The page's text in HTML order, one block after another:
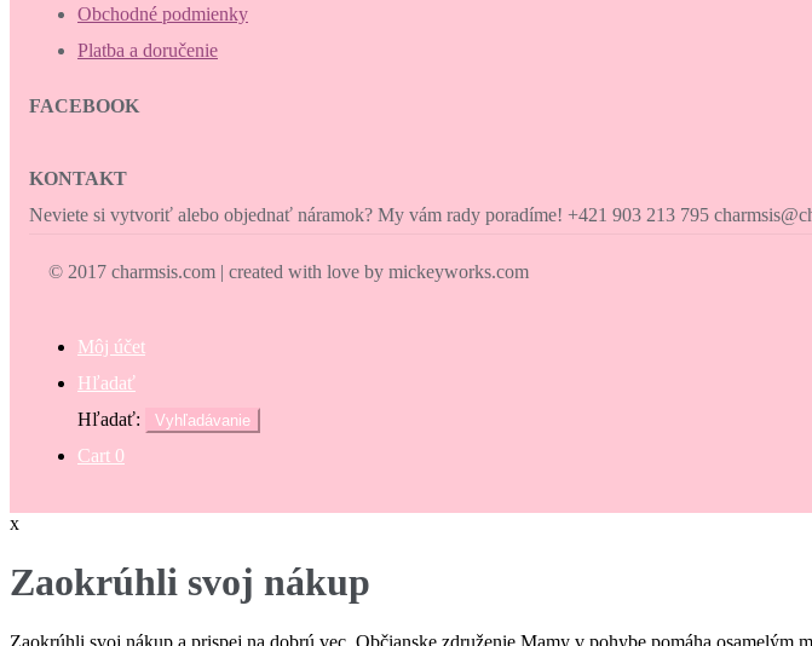
Obchodné podmienky
Platba a doručenie
FACEBOOK
KONTAKT
Neviete si vytvoriť alebo objednať náramok? My vám rady poradíme! +421 903 213 795
© 2017 charmsis.com | created with love by mickeyworks.com
Môj účet
Hľadať
Hľadať:
Vyhľadávanie
Cart 0
x
Zaokrúhli svoj nákup
Zaokrúhli svoj nákup a prispej na dobrú vec. Občianske združenie Mamy v pohybe pomáha